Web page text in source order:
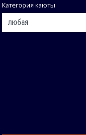
Категория каюты